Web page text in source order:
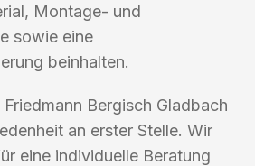
Montage- und
sowie eine
beinhalten.
Bergisch Gladbach
an erster Stelle. Wir
eine individuelle Beratung